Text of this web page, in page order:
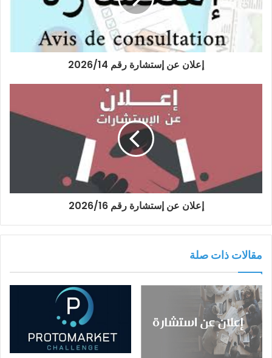
إعلان عن إستشارة رقم 2026/14
إعلان عن إستشارة رقم 2026/16
مقالات ذات صلة